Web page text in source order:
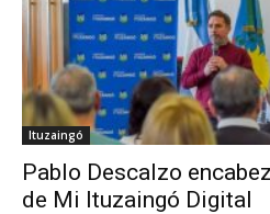
Ituzaingó
Pablo Descalzo
de Mi Ituzaingó Digital